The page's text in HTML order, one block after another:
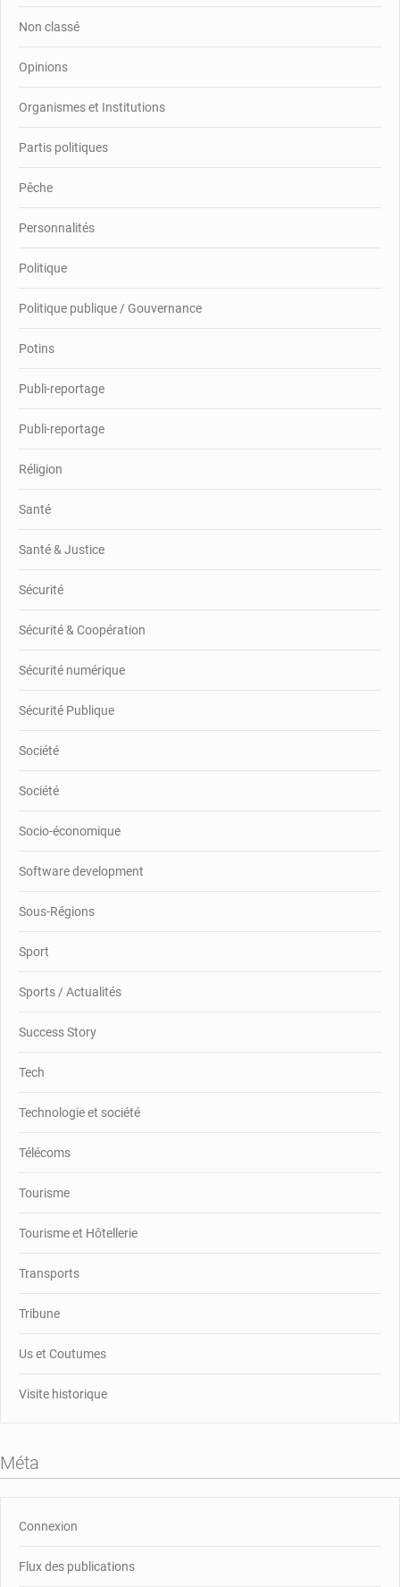
Non classé
Opinions
Organismes et Institutions
Partis politiques
Pêche
Personnalités
Politique
Politique publique / Gouvernance
Potins
Publi-reportage
Publi-reportage
Réligion
Santé
Santé & Justice
Sécurité
Sécurité & Coopération
Sécurité numérique
Sécurité Publique
Société
Société
Socio-économique
Software development
Sous-Régions
Sport
Sports / Actualités
Success Story
Tech
Technologie et société
Télécoms
Tourisme
Tourisme et Hôtellerie
Transports
Tribune
Us et Coutumes
Visite historique
Méta
Connexion
Flux des publications